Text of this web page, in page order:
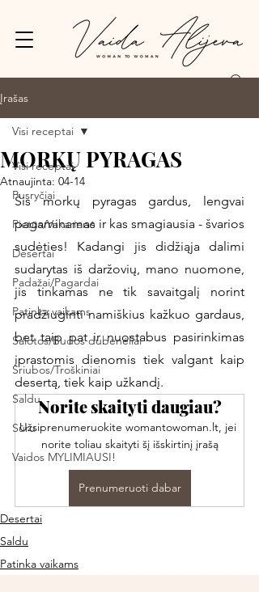
Įrašas
Visi receptai
Pusryčiai
Pietūs/Vakarienė
Desertai
Padažai/Pagardai
Patinka vaikams
Salotos/Budos dubenėliai
Sriubos/Troškiniai
Saldu
Sūru
Vaidos MYLIMIAUSI!
Visi receptai
MORKŲ PYRAGAS
Atnaujinta: 04-14
Šis morkų pyragas gardus, lengvai
pagaminamas ir kas smagiausia - švarios
sudėties! Kadangi jis didžiąja dalimi
sudarytas iš daržovių, mano nuomone,
jis tinkamas ne tik savaitgalį norint
pradžiuginti namiškius kažkuo gardaus,
bet taip pat ir nuostabus pasirinkimas
įprastomis dienomis tiek valgant kaip
desertą, tiek kaip užkandį.
Norite skaityti daugiau?
Užsiprenumeruokite womantowoman.lt, jei
norite toliau skaityti šį išskirtinį įrašą
Prenumeruoti dabar
Desertai
Saldu
Patinka vaikams